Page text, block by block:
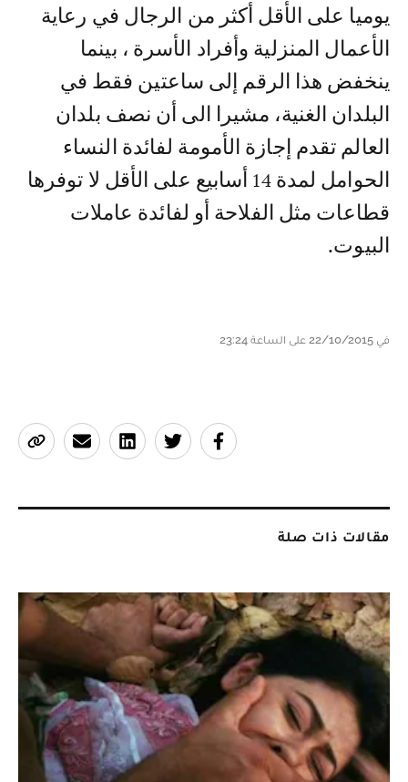
يوميا على الأقل أكثر من الرجال في رعاية
الأعمال المنزلية وأفراد الأسرة ، بينما
ينخفض هذا الرقم إلى ساعتين فقط في
البلدان الغنية، مشيرا الى أن نصف بلدان
العالم تقدم إجازة الأمومة لفائدة النساء
الحوامل لمدة 14 أسابيع على الأقل لا توفرها
قطاعات مثل الفلاحة أو لفائدة عاملات
البيوت.
في 22/10/2015 على الساعة 23:24
مقالات ذات صلة